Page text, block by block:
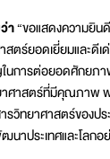
า“ขอแสดงความยิน
ตร์ยอดเยี่ยมและดีเ
นการต่อยอดศักยภา
าศาสตร์ที่มีคุณภาพ
รวิทยาศาสตร์ของปร
าประเทศและโลกอ